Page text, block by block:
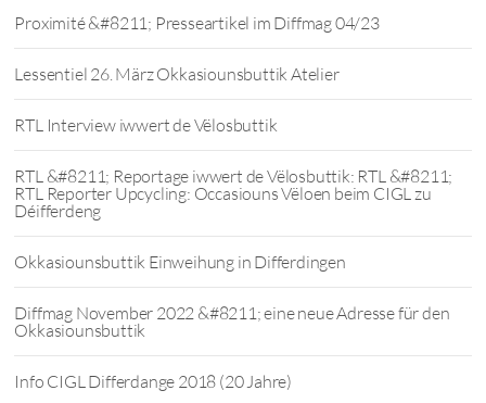
Proximité &#8211; Presseartikel im Diffmag 04/23
Lessentiel 26. März Okkasiounsbuttik Atelier
RTL Interview iwwert de Vëlosbuttik
RTL &#8211; Reportage iwwert de Vëlosbuttik: RTL &#8211;
RTL Reporter Upcycling: Occasiouns Vëloen beim CIGL zu
Déifferdeng
Okkasiounsbuttik Einweihung in Differdingen
Diffmag November 2022 &#8211; eine neue Adresse für den
Okkasiounsbuttik
Info CIGL Differdange 2018 (20 Jahre)